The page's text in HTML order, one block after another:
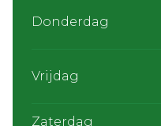
Donderdag
Vrijdag
Zaterdag